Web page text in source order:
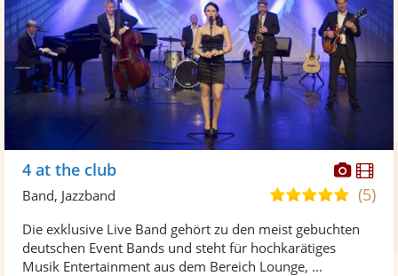
Fotos
4 at the club
5,0
5
(5)
Band, Jazzband
Die exklusive Live Band gehört zu den meist gebuchten
deutschen Event Bands und steht für hochkarätiges
Musik Entertainment aus dem Bereich Lounge, ...